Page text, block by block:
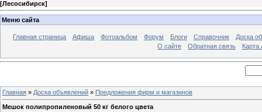
[Лесосибирск]
Меню сайта
Главная страница Афиша Фотоальбом Форум Блоги Справочник
Доска
О сайте
Обратная связь Карта
Главная » Доска объявлений » Предложения фирм и магазинов
Мешок полипропиленовый 50 кг белого цвета